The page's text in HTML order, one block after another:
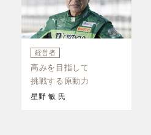
経営者
高みを目指して
挑戦する原動力
星野 敏 氏